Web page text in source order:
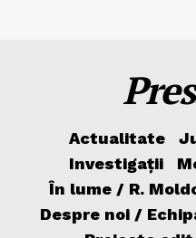
Actualitate
Investigații
În lume / R.
Despre noi /